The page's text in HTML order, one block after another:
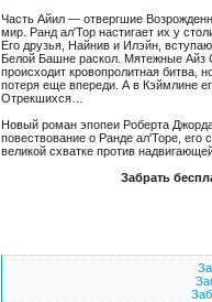
Часть Айил — отвергшие
мир. Ранд ал'Тор настигает их у
Его друзья, Найнив и Илэйн,
Белой Башне раскол. Мятежные Айз
происходит кровопролитная битва,
потеря еще впереди. А в Кэймлине
Отрекшихся…
Новый роман эпопеи Роберта
повествование о Ранде ал'Торе, его
великой схватке против
Забрать